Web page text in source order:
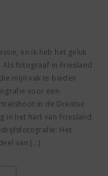
en ik heb het geluk
Als fotograaf in Friesland
mijn vak te bieden
voor een
in de Drentse
in het hart van Friesland,
Het
van […]